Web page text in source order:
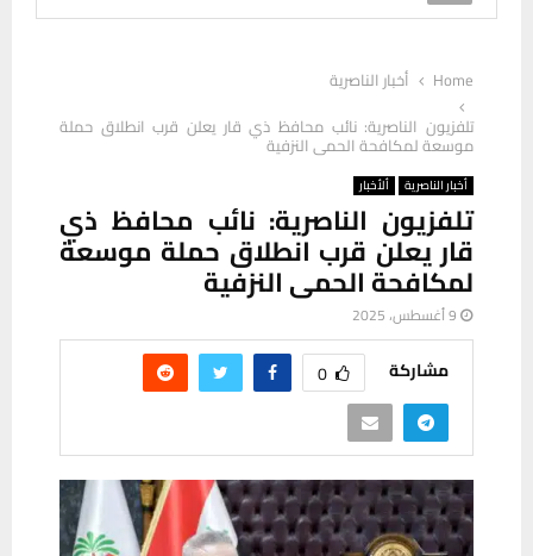
Home
أخبار الناصرية
تلفزيون الناصرية: نائب محافظ ذي قار يعلن قرب انطلاق حملة
موسعة لمكافحة الحمى النزفية
أخبار الناصرية ألأخبار
تلفزيون الناصرية: نائب محافظ ذي
قار يعلن قرب انطلاق حملة موسعة
لمكافحة الحمى النزفية
9 أغسطس، 2025
مشاركة 0